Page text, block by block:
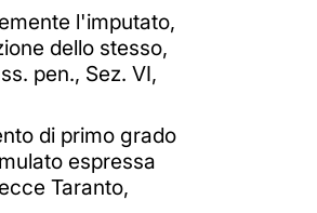
l'imputato,
dello stesso,
pen., Sez. VI,
di primo grado
espressa
Taranto,